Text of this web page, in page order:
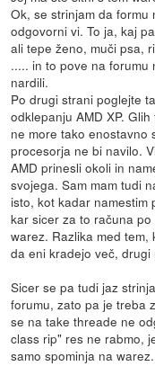
Ok, se strinjam da
odgovorni vi. To ja, kaj
ali tepe ženo, muči psa,
..... in to pove na
nardili.
Po drugi strani poglejte
odklepanju AMD XP.
ne more tako enostavno
procesorja ne bi navilo.
AMD prinesli okoli in
svojega. Sam mam tudi
isto, kot kadar namestim
kar sicer za to računa
warez. Razlika med
da eni kradejo več, drugi
Sicer se pa tudi jaz
forumu, zato pa je treba
se na take threade ne
class rip" res ne rabmo,
samo spominja na warez.